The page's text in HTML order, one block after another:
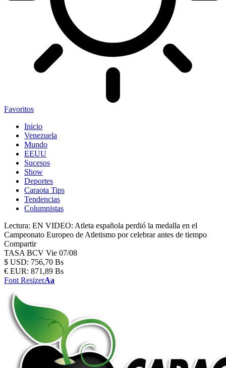
Favoritos
Inicio
Venezuela
Mundo
EEUU
Sucesos
Show
Deportes
Caraota Tips
Tendencias
Columnistas
Lectura: EN VIDEO: Atleta española perdió la medalla en el
Campeonato Europeo de Atletismo por celebrar antes de tiempo
Compartir
TASA BCV Vie 07/08
$ USD: 756,70 Bs
€ EUR: 871,89 Bs
Font ResizerAa